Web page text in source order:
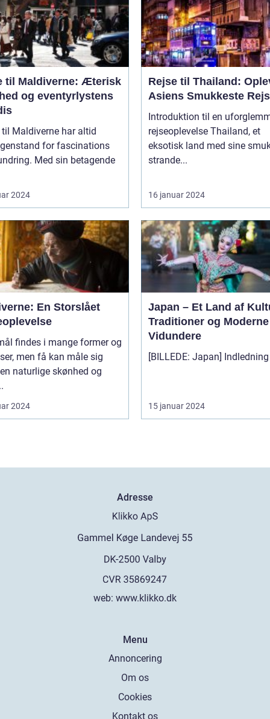
til Maldiverne: Æterisk
og eventyrlystens
til Maldiverne har altid
for fascinations
Med sin betagende
2024
Rejse til Thailand:
Asiens Smukkeste
Introduktion til en
rejseoplevelse Thailand, et
eksotisk land med sine
strande...
16 januar 2024
En Storslået
findes i mange former og
men få kan måle sig
naturlige skønhed og
2024
Japan – Et Land af
Traditioner og Moderne
Vidundere
15 januar 2024
Adresse
web: www.klikko.dk
Menu
Annoncering
Om os
Cookies
Kontakt os